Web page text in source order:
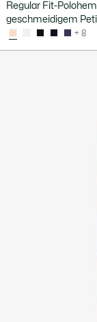
Regular Fit-
geschmeidigem
+ 8